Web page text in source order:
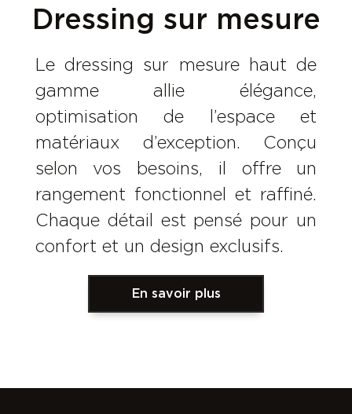
Dressing sur mesure
Le dressing sur mesure haut de
gamme allie élégance,
optimisation de l’espace et
matériaux d’exception. Conçu
selon vos besoins, il offre un
rangement fonctionnel et raffiné.
Chaque détail est pensé pour un
confort et un design exclusifs.
En savoir plus